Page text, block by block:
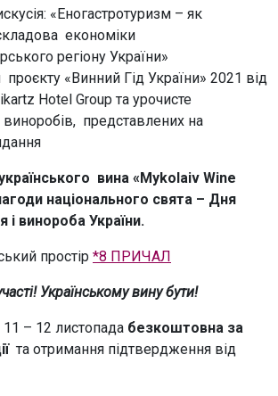
«Еногастротуризм – як
економіки
регіону України»
проєкту «Винний Гід України» 2021 від
Hotel Group та урочисте
виноробів, представлених на
вина «Mykolaiv Wine
національного свята – Дня
і винороба України.
простір *8 ПРИЧАЛ
Українському вину бути!
11 – 12 листопада безкоштовна за
та отримання підтвердження від